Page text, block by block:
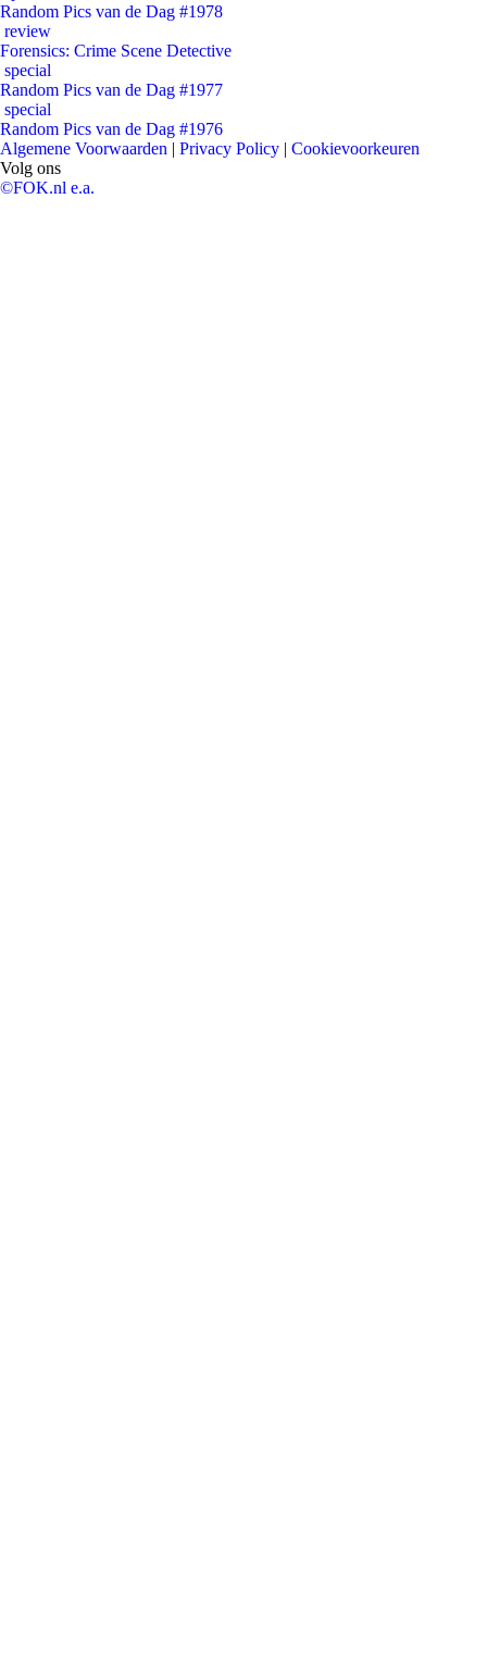
Random Pics van de Dag #1978
review
Forensics: Crime Scene Detective
special
Random Pics van de Dag #1977
special
Random Pics van de Dag #1976
Algemene Voorwaarden | Privacy Policy | Cookievoorkeuren
Volg ons
©FOK.nl e.a.